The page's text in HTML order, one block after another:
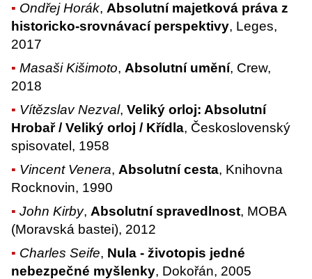
Ondřej Horák,Absolutní majetková práva z
historicko-srovnávací perspektivy, Leges,
2017
Masaši Kišimoto,Absolutní umění, Crew,
2018
Vítězslav Nezval,Veliký orloj: Absolutní
Hrobař / Veliký orloj / Křídla, Československý
spisovatel, 1958
Vincent Venera,Absolutní cesta, Knihovna
Rocknovin, 1990
John Kirby,Absolutní spravedlnost, MOBA
(Moravská bastei), 2012
Charles Seife, Nula - životopis jedné
nebezpečné myšlenky, Dokořán, 2005